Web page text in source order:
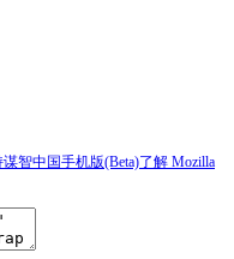
谋智中国手机版(Beta)了解 Mozilla